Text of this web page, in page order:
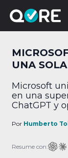
UNA
Microsoft
en una
ChatGPT y
Por Humberto
Resume con: